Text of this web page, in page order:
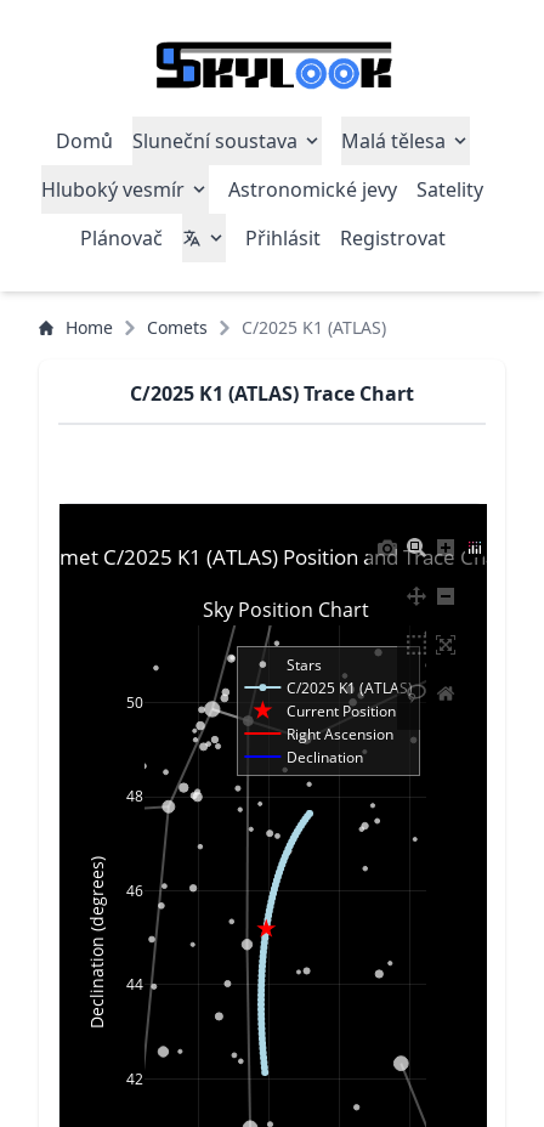
Domů Sluneční soustava
Malá tělesa
Hluboký vesmír
Astronomické jevy
Satelity
Plánovač
Přihlásit Registrovat
Home Comets C/2025 K1 (ATLAS)
C/2025 K1 (ATLAS) Trace Chart
42
44
46
48
50
Stars
C/2025 K1 (ATLAS)
Current Position
Right Ascension
Declination
Comet C/2025 K1 (ATLAS) Position and Trace Chart
Declination (degrees)
Sky Position Chart